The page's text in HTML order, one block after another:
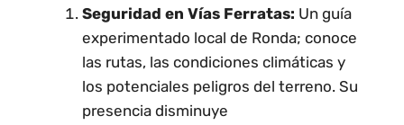
Seguridad en Vías Ferratas: Un guía
experimentado local de Ronda; conoce
las rutas, las condiciones climáticas y
los potenciales peligros del terreno. Su
presencia disminuye